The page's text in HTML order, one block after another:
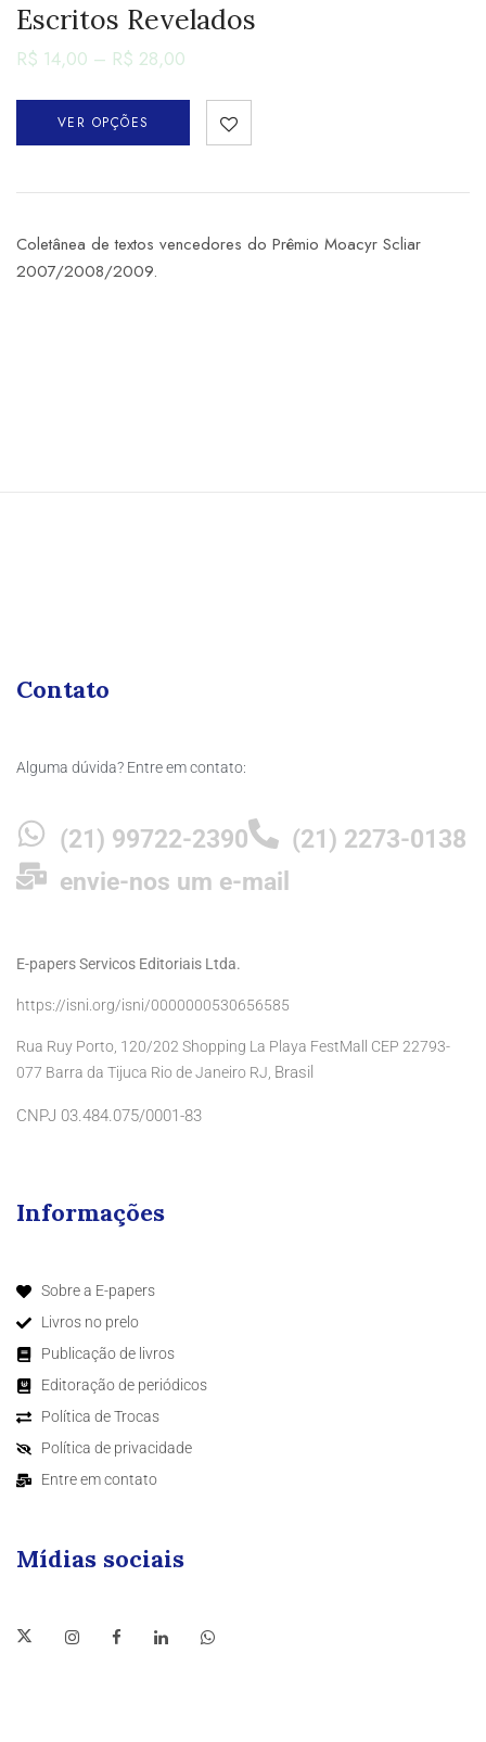
Escritos Revelados
R$ 14,00 – R$ 28,00
VER OPÇÕES
Coletânea de textos vencedores do Prêmio Moacyr Scliar
2007/2008/2009.
Contato
Alguma dúvida? Entre em contato:
(21) 99722-2390
(21) 2273-0138
envie-nos um e-mail
E-papers Servicos Editoriais Ltda.
https://isni.org/isni/0000000530656585
Rua Ruy Porto, 120/202 Shopping La Playa FestMall CEP 22793-
077 Barra da Tijuca Rio de Janeiro RJ, Brasil
CNPJ 03.484.075/0001-83
Informações
Sobre a E-papers
Livros no prelo
Publicação de livros
Editoração de periódicos
Política de Trocas
Política de privacidade
Entre em contato
Mídias sociais